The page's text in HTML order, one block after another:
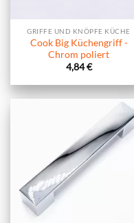
GRIFFE UND KNÖPFE KÜCHE
Cook Big Küchengriff -
Chrom poliert
4,84€